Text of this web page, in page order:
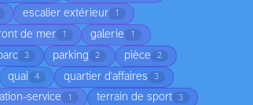
escalier extérieur 1
de mer 1 galerie 1
3 parking 2 pièce 2
quai 4 quartier d'affaires 3
service 1 terrain de sport 3